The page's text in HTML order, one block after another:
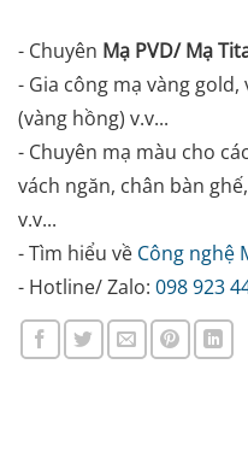
- Chuyên Mạ PVD/ Mạ
- Gia công mạ vàng
(vàng hồng) v.v...
- Chuyên mạ màu cho
vách ngăn, chân bàn
v.v...
- Tìm hiểu về Công nghệ
- Hotline/ Zalo: 098 923